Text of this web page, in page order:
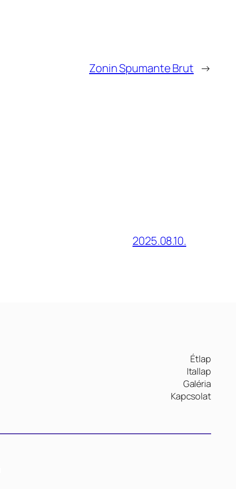
Zonin Spumante Brut →
2025.08.10.
Étlap
Itallap
Galéria
Kapcsolat